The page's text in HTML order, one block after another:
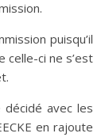
puisqu’il
celle-ci ne s’est
décidé avec les
en rajoute